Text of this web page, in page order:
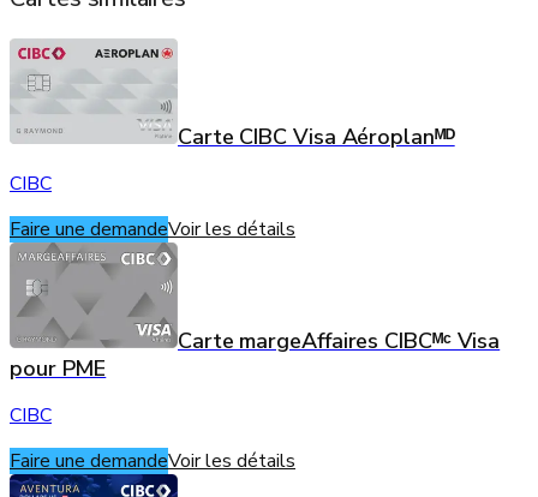
Carte CIBC Visa Aéroplanᴹᴰ
CIBC
Faire une demandeVoir les détails
Carte margeAffaires CIBCᴹᶜ Visa
pour PME
CIBC
Faire une demandeVoir les détails